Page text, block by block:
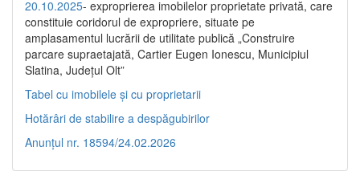
20.10.2025- exproprierea imobilelor proprietate privată, care
constituie coridorul de expropriere, situate pe
amplasamentul lucrării de utilitate publică „Construire
parcare supraetajată, Cartier Eugen Ionescu, Municipiul
Slatina, Județul Olt”
Tabel cu imobilele și cu proprietarii
Hotărâri de stabilire a despăgubirilor
Anunțul nr. 18594/24.02.2026